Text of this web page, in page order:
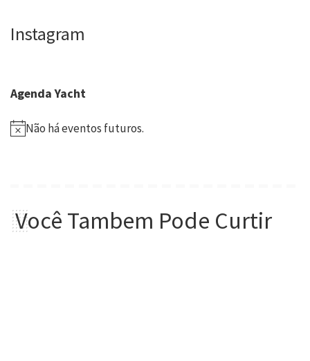
Instagram
Agenda Yacht
Não há eventos futuros.
Você Tambem Pode Curtir